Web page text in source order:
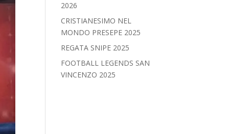
2026
CRISTIANESIMO NEL
MONDO PRESEPE 2025
REGATA SNIPE 2025
FOOTBALL LEGENDS SAN
VINCENZO 2025